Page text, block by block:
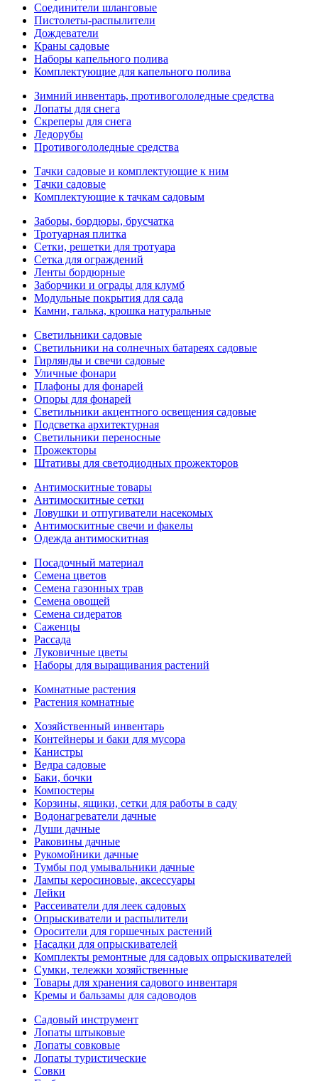
Соединители шланговые
Пистолеты-распылители
Дождеватели
Краны садовые
Наборы капельного полива
Комплектующие для капельного полива
Зимний инвентарь, противогололедные средства
Лопаты для снега
Скреперы для снега
Ледорубы
Противогололедные средства
Тачки садовые и комплектующие к ним
Тачки садовые
Комплектующие к тачкам садовым
Заборы, бордюры, брусчатка
Тротуарная плитка
Сетки, решетки для тротуара
Сетка для ограждений
Ленты бордюрные
Заборчики и ограды для клумб
Модульные покрытия для сада
Камни, галька, крошка натуральные
Светильники садовые
Светильники на солнечных батареях садовые
Гирлянды и свечи садовые
Уличные фонари
Плафоны для фонарей
Опоры для фонарей
Светильники акцентного освещения садовые
Подсветка архитектурная
Светильники переносные
Прожекторы
Штативы для светодиодных прожекторов
Антимоскитные товары
Антимоскитные сетки
Ловушки и отпугиватели насекомых
Антимоскитные свечи и факелы
Одежда антимоскитная
Посадочный материал
Семена цветов
Семена газонных трав
Семена овощей
Семена сидератов
Саженцы
Рассада
Луковичные цветы
Наборы для выращивания растений
Комнатные растения
Растения комнатные
Хозяйственный инвентарь
Контейнеры и баки для мусора
Канистры
Ведра садовые
Баки, бочки
Компостеры
Корзины, ящики, сетки для работы в саду
Водонагреватели дачные
Души дачные
Раковины дачные
Рукомойники дачные
Тумбы под умывальники дачные
Лампы керосиновые, аксессуары
Лейки
Рассеиватели для леек садовых
Опрыскиватели и распылители
Оросители для горшечных растений
Насадки для опрыскивателей
Комплекты ремонтные для садовых опрыскивателей
Сумки, тележки хозяйственные
Товары для хранения садового инвентаря
Кремы и бальзамы для садоводов
Садовый инструмент
Лопаты штыковые
Лопаты совковые
Лопаты туристические
Совки